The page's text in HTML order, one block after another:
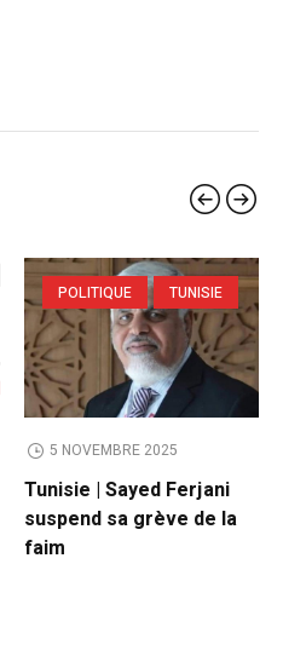
POLITIQUE TUNISIE
5 NOVEMBRE 2025
Tunisie | Sayed Ferjani
suspend sa grève de la
faim